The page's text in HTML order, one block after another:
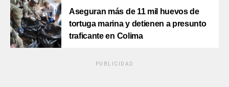
Aseguran más de 11 mil huevos de
tortuga marina y detienen a presunto
traficante en Colima
PUBLICIDAD